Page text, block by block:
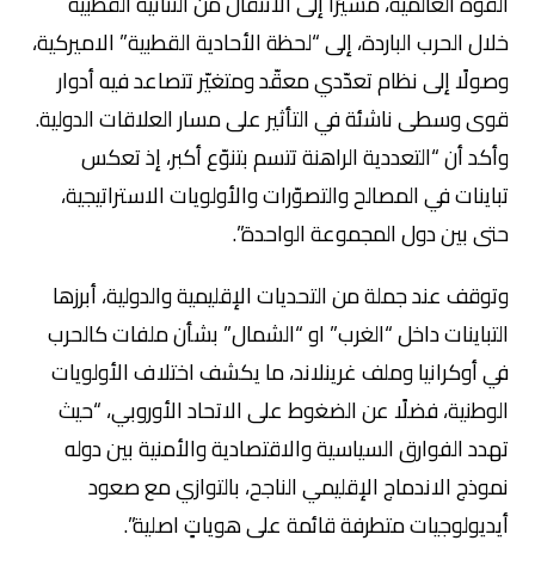
خلال الحرب الباردة، إلى “لحظة الأحادية القطبية” الاميركية،
وصولًا إلى نظام تعدّدي معقّد ومتغيّر تتصاعد فيه أدوار
قوى وسطى ناشئة في التأثير على مسار العلاقات الدولية.
وأكد أن “التعددية الراهنة تتسم بتنوّع أكبر، إذ تعكس
تباينات في المصالح والتصوّرات والأولويات الاستراتيجية،
حتى بين دول المجموعة الواحدة”.
وتوقف عند جملة من التحديات الإقليمية والدولية، أبرزها
التباينات داخل “الغرب” او “الشمال” بشأن ملفات كالحرب
في أوكرانيا وملف غرينلاند، ما يكشف اختلاف الأولويات
الوطنية، فضلًا عن الضغوط على الاتحاد الأوروبي، “حيث
تهدد الفوارق السياسية والاقتصادية والأمنية بين دوله
نموذج الاندماج الإقليمي الناجح، بالتوازي مع صعود
أيديولوجيات متطرفة قائمة على هوياتٍ اصلية”.